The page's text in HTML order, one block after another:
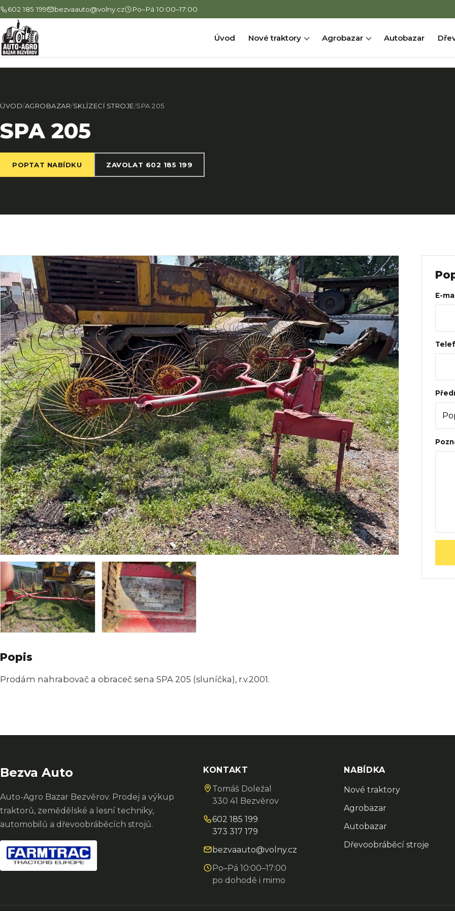
602 185 199 bezvaauto@volny.cz Po–Pá 10:00–17:00
Úvod Nové traktory Agrobazar Autobazar
ÚVOD/AGROBAZAR/SKLÍZECÍ STROJE/SPA 205
SPA 205
POPTAT NABÍDKU ZAVOLAT 602 185 199
Popis
Prodám nahrabovač a obraceč sena SPA 205 (sluníčka), r.v.2001.
E-
Bezva Auto
Auto-Agro Bazar Bezvěrov. Prodej a výkup
traktorů, zemědělské a lesní techniky,
automobilů a dřevoobráběcích strojů.
KONTAKT
Tomáš Doležal
330 41 Bezvěrov
602 185 199
373 317 179
bezvaauto@volny.cz
Po–Pá 10:00–17:00
po dohodě i mimo
NABÍDKA
Nové traktory
Agrobazar
Autobazar
Dřevoobráběcí stroje